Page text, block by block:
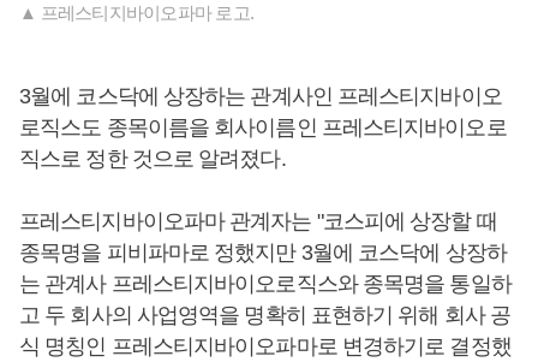
▲ 프레스티지바이오파마 로고.
3월에 코스닥에 상장하는 관계사인 프레스티지바이오
로직스도 종목이름을 회사이름인 프레스티지바이오로
직스로 정한 것으로 알려졌다.
프레스티지바이오파마 관계자는 "코스피에 상장할 때
종목명을 피비파마로 정했지만 3월에 코스닥에 상장하
는 관계사 프레스티지바이오로직스와 종목명을 통일하
고 두 회사의 사업영역을 명확히 표현하기 위해 회사 공
식 명칭인 프레스티지바이오파마로 변경하기로 결정했